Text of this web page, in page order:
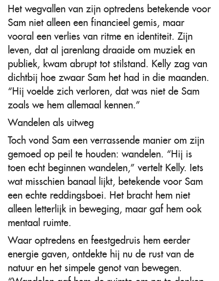
Het wegvallen van zijn optredens betekende voor
Sam niet alleen een financieel gemis, maar
vooral een verlies van ritme en identiteit. Zijn
leven, dat al jarenlang draaide om muziek en
publiek, kwam abrupt tot stilstand. Kelly zag van
dichtbij hoe zwaar Sam het had in die maanden.
“Hij voelde zich verloren, dat was niet de Sam
zoals we hem allemaal kennen.”
Wandelen als uitweg
Toch vond Sam een verrassende manier om zijn
gemoed op peil te houden: wandelen. “Hij is
toen echt beginnen wandelen,” vertelt Kelly. Iets
wat misschien banaal lijkt, betekende voor Sam
een echte reddingsboei. Het bracht hem niet
alleen letterlijk in beweging, maar gaf hem ook
mentaal ruimte.
Waar optredens en feestgedruis hem eerder
energie gaven, ontdekte hij nu de rust van de
natuur en het simpele genot van bewegen.